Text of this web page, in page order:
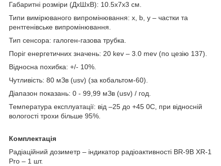
Габаритні розміри (ДxШxВ): 10.5x7x3 см.
Типи вимірюваного випромінювання: х, b, y – частки та
рентгенівське випромінювання.
Тип сенсора: галоген-газова трубка.
Поріг енергетичних значень: 20 kev – 3.0 mev (по цезію 137).
Відносна похибка: +/- 10%.
Чутливість: 80 мЗв (usv) (за кобальтом-60).
Діапазон показань: 0 - 99,99 мЗв (usv) / год.
Температура експлуатації: від –25 до +45 0С, при відносній
вологості трохи більше 95%.
Комплектація
Радіаційний дозиметр – індикатор радіоактивності BR-9B XR-1
Pro – 1 шт.